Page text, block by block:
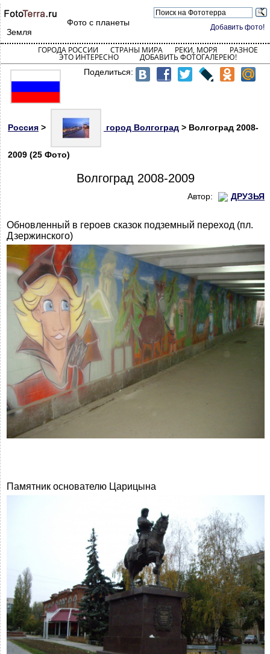
Добавить фото!
Фото с планеты
Земля
ГОРОДА РОССИИ СТРАНЫ МИРА РЕКИ, МОРЯ РАЗНОЕ
ЭТО ИНТЕРЕСНО ДОБАВИТЬ ФОТОГАЛЕРЕЮ!
Поделиться:
Россия > город Волгоград > Волгоград 2008-
2009 (25 Фото)
Волгоград 2008-2009
Автор: ДРУЗЬЯ
Обновленный в героев сказок подземный переход (пл.
Дзержинского)
Памятник основателю Царицына